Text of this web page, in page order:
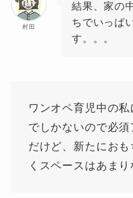
村田
結果、家の
ちでいっぱ
す。。。
ワンオペ育児中の
でしかないので必須
だけど、新たにお
くスペースはあまり